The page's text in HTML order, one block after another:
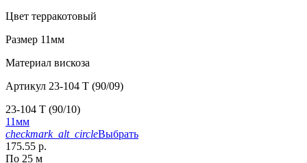
Цвет терракотовый
Размер 11мм
Материал вискоза
Артикул 23-104 T (90/09)
23-104 T (90/10)
11мм
checkmark_alt_circleВыбрать
175.55 р.
По 25 м